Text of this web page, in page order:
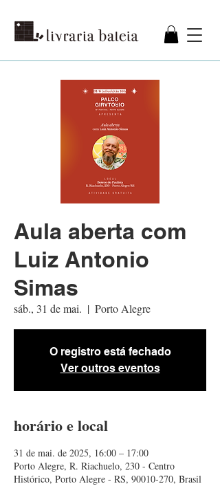
Aula aberta com
Luiz Antonio
Simas
sáb., 31 de mai.
  |
Porto Alegre
O registro está fechado
Ver outros eventos
horário e local
31 de mai. de 2025, 16:00 – 17:00
Porto Alegre, R. Riachuelo, 230 - Centro
Histórico, Porto Alegre - RS, 90010-270, Brasil